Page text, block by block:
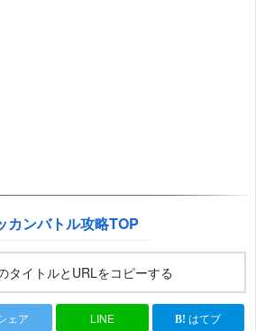
カンバトル攻略TOP
タイトルとURLをコピーする
ェア LINE はてブ